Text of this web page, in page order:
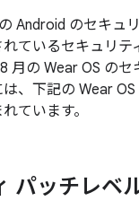
Android のセキュ
ているセキュリテ
月の Wear OS のセ
、下記の Wear
ています。
パッチレベ